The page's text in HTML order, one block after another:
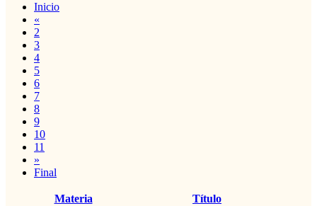
Inicio
«
2
3
4
5
6
7
8
9
10
11
»
Final
Materia Título